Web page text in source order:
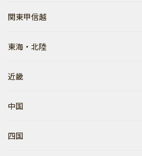
関東甲信越
東海・北陸
近畿
中国
四国